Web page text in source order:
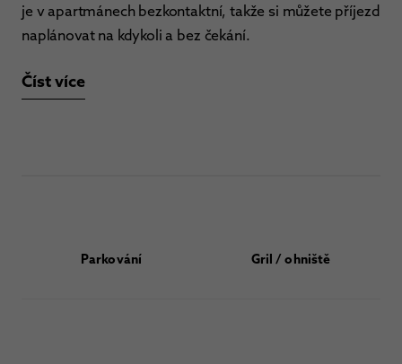
je v apartmánech bezkontaktní, takže si můžete příjezd
naplánovat na kdykoli a bez čekání.
Číst více
Parkování Gril / ohniště